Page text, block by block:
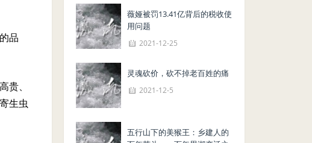
品
贵、
生虫
薇娅被罚13.41亿背后的税收使
用问题
2021-12-25
灵魂砍价，砍不掉老百姓的痛
2021-12-5
五行山下的美猴王：乡建人的